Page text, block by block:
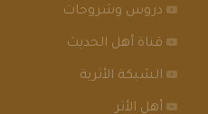
دروس وشروحات
قناة أهل الحديث
الشبكة الأثرية
أهل الأثر